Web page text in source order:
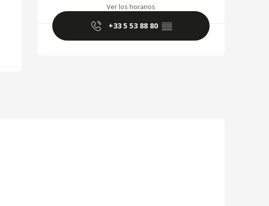
Ver los horarios
+33 5 53 88 80 ▒▒